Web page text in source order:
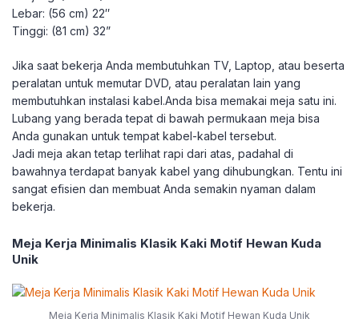
Lebar: (56 cm) 22″
Tinggi: (81 cm) 32”
Jika saat bekerja Anda membutuhkan TV, Laptop, atau beserta
peralatan untuk memutar DVD, atau peralatan lain yang
membutuhkan instalasi kabel.Anda bisa memakai meja satu ini.
Lubang yang berada tepat di bawah permukaan meja bisa
Anda gunakan untuk tempat kabel-kabel tersebut.
Jadi meja akan tetap terlihat rapi dari atas, padahal di
bawahnya terdapat banyak kabel yang dihubungkan. Tentu ini
sangat efisien dan membuat Anda semakin nyaman dalam
bekerja.
Meja Kerja Minimalis Klasik Kaki Motif Hewan Kuda
Unik
Meja Kerja Minimalis Klasik Kaki Motif Hewan Kuda Unik